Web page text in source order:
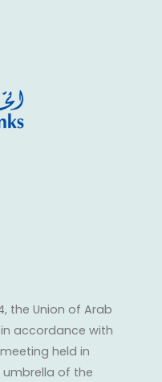
the Union of Arab
accordance with
held in
umbrella of the